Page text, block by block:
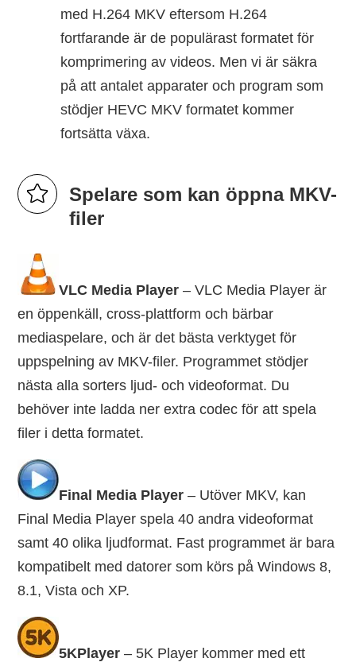
med H.264 MKV eftersom H.264
fortfarande är de populärast formatet för
komprimering av videos. Men vi är säkra
på att antalet apparater och program som
stödjer HEVC MKV formatet kommer
fortsätta växa.
Spelare som kan öppna MKV-
filer
VLC Media Player – VLC Media Player är
en öppenkäll, cross-plattform och bärbar
mediaspelare, och är det bästa verktyget för
uppspelning av MKV-filer. Programmet stödjer
nästa alla sorters ljud- och videoformat. Du
behöver inte ladda ner extra codec för att spela
filer i detta formatet.
Final Media Player – Utöver MKV, kan
Final Media Player spela 40 andra videoformat
samt 40 olika ljudformat. Fast programmet är bara
kompatibelt med datorer som körs på Windows 8,
8.1, Vista och XP.
5KPlayer – 5K Player kommer med ett